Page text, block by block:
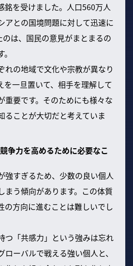
銘を受けました。人口560万人
アとの国境問題に対して迅速に
は、国民の意見がまとまるの
れの地域で文化や宗教が異なり
を一旦置いて、相手を理解して
重要です。そのためにも様々な
ることが大切だと考えていま
争力を高めるために必要なこ
強すぎるため、少数の良い個人
まう傾向があります。この体質
の方向に進むことは難しいでし
つ「共感力」という強みは忘れ
ーバルで戦える強い個人と、